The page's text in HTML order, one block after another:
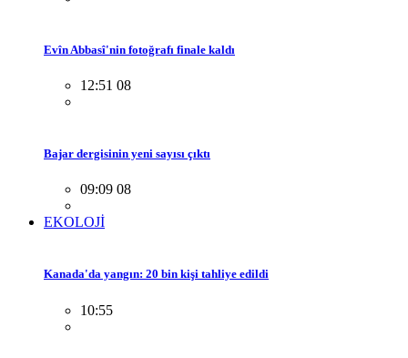
Evîn Abbasî'nin fotoğrafı finale kaldı
12:51 08
Bajar dergisinin yeni sayısı çıktı
09:09 08
EKOLOJİ
Kanada'da yangın: 20 bin kişi tahliye edildi
10:55